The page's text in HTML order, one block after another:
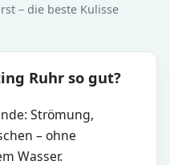
– die beste Kulisse
Ruhr so gut?
Strömung,
– ohne
Wasser.